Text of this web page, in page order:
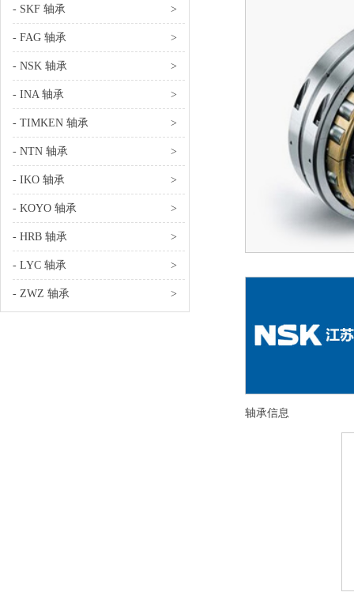
- SKF 轴承 >
- FAG 轴承 >
- NSK 轴承 >
- INA 轴承 >
- TIMKEN 轴承 >
- NTN 轴承 >
- IKO 轴承 >
- KOYO 轴承 >
- HRB 轴承 >
- LYC 轴承 >
- ZWZ 轴承 >
轴承信息